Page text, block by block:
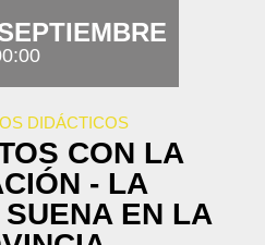
DIDÁCTICOS
CON LA
- LA
EN LA